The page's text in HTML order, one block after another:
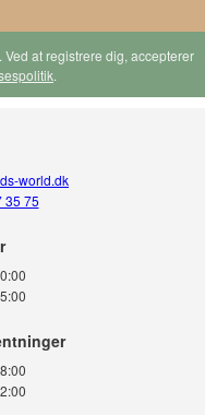
at registrere dig, accepterer
.
world.dk
35 75